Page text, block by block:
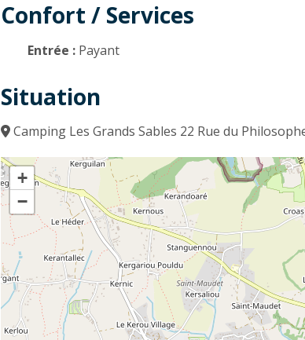
Confort / Services
Entrée : Payant
Situation
Camping Les Grands Sables 22 Rue du
+
−